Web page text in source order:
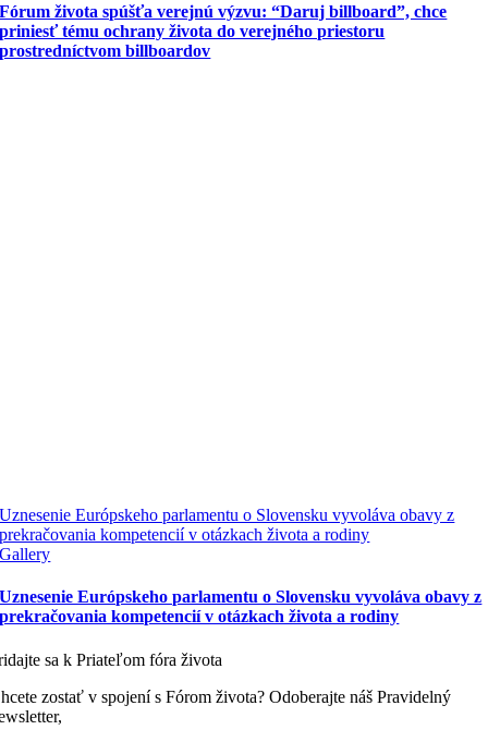
Fórum života spúšťa verejnú výzvu: “Daruj billboard”, chce
priniesť tému ochrany života do verejného priestoru
prostredníctvom billboardov
Uznesenie Európskeho parlamentu o Slovensku vyvoláva obavy z
prekračovania kompetencií v otázkach života a rodiny
Gallery
Uznesenie Európskeho parlamentu o Slovensku vyvoláva obavy z
prekračovania kompetencií v otázkach života a rodiny
sa k Priateľom fóra života
zostať v spojení s Fórom života? Odoberajte náš Pravidelný